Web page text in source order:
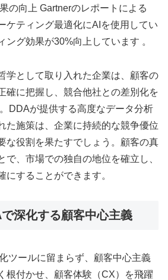
の向上 Gartnerのレポートによる
ケティング最適化にAIを使用してい
ング効果が30%向上しています 。
学として取り入れた企業は、顧客の
確に把握し、競合他社との差別化を
DDAが提供する高度なデータ分析
た施策は、企業に持続的な競争優位
な役割を果たすでしょう。顧客の真
で、市場での独自の地位を確立し、
にすることができます。
深化する顧客中心主義
ツールに留まらず、顧客中心主義
根付かせ、顧客体験（CX）を飛躍